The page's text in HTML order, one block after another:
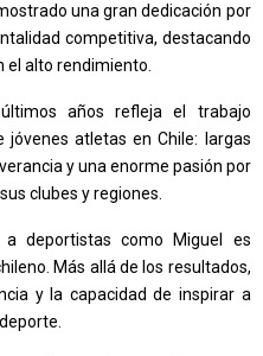
una gran dedicación por
competitiva, destacando
el alto rendimiento.
años refleja el trabajo
jóvenes atletas en Chile: largas
y una enorme pasión por
clubes y regiones.
a deportistas como Miguel es
Más allá de los resultados,
y la capacidad de inspirar a